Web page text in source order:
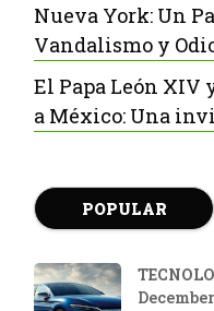
Nueva York: Un
Vandalismo y
El Papa León XIV
a México: Una
POPULAR